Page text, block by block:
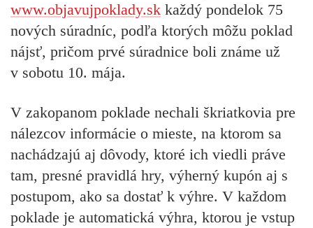
www.objavujpoklady.sk každý pondelok 75
nových súradníc, podľa ktorých môžu poklad
nájsť, pričom prvé súradnice boli známe už
v sobotu 10. mája.
V zakopanom poklade nechali škriatkovia pre
nálezcov informácie o mieste, na ktorom sa
nachádzajú aj dôvody, ktoré ich viedli práve
tam, presné pravidlá hry, výherný kupón aj s
postupom, ako sa dostať k výhre. V každom
poklade je automatická výhra, ktorou je vstup